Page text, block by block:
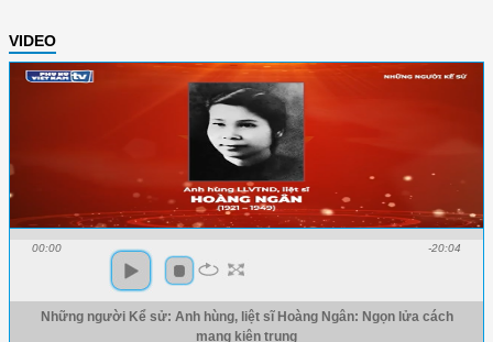
VIDEO
00:00 -20:04
Những người Kể sử: Anh hùng, liệt sĩ Hoàng Ngân: Ngọn lửa cách
mạng kiên trung